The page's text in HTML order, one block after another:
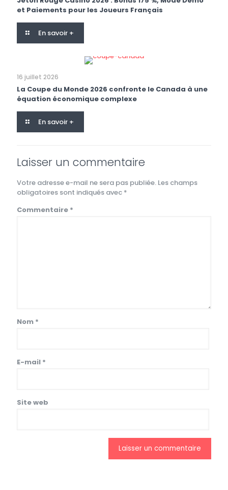
et Paiements pour les Joueurs Français
En savoir +
16 juillet 2026
La Coupe du Monde 2026 confronte le Canada à une
équation économique complexe
En savoir +
Laisser un commentaire
Votre adresse e-mail ne sera pas publiée. Les champs
obligatoires sont indiqués avec *
Commentaire *
Nom *
E-mail *
Site web